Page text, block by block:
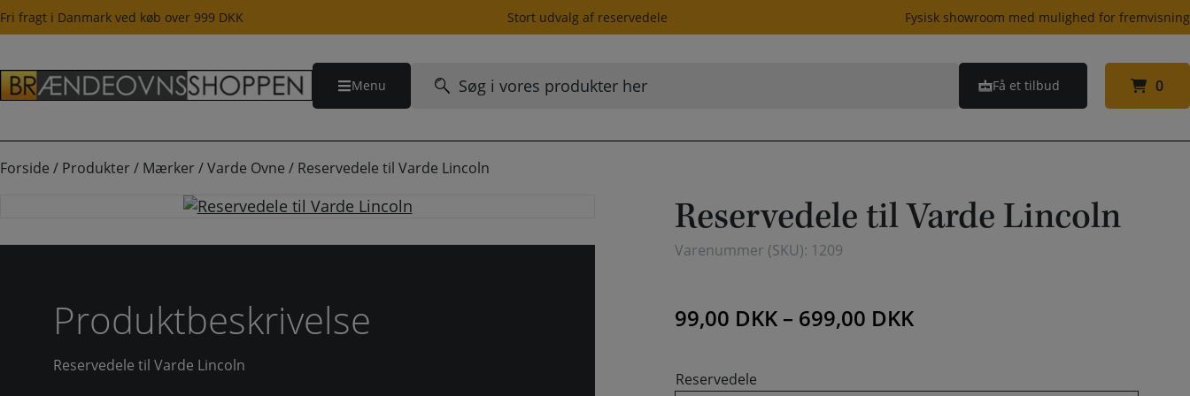
Hop
til
Fri fragt i Danmark ved køb over 999 DKK Stort udvalg af reservedele Fysisk showroom med mulighed for fremvisning
Menu
Søg
efter:
Få et tilbud 0
0
Forside / Produkter/ Mærker/Varde Ovne / Reservedele til Varde Lincoln
Produktbeskrivelse
Reservedele til Varde Lincoln
Reservedele til Varde Lincoln
Varenummer (SKU): 1209
99,00 DKK – 699,00 DKK
Reservedele